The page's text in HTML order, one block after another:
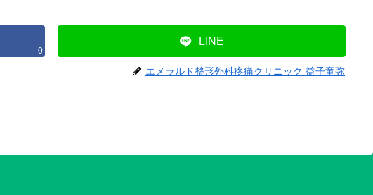
0
LINE
エメラルド整形外科疼痛クリニック 益子竜弥